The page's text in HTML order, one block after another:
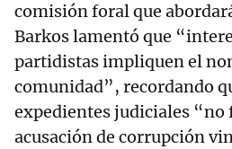
comisión foral que
Barkos lamentó que
partidistas impliquen el
comunidad”, recordando
expedientes judiciales
acusación de corrupción